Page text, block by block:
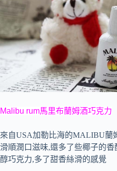
Malibu rum馬里布蘭姆酒巧克力
來自USA加勒比海的MALIBU蘭
滑順潤口滋味,還多了些椰子的
醇巧克力,多了甜香絲滑的感覺